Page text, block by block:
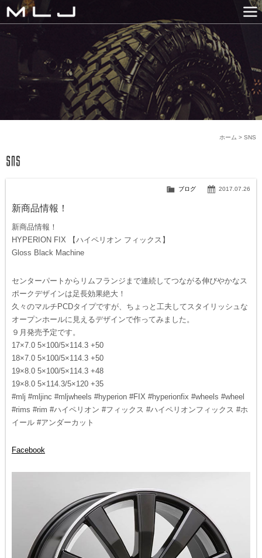
MLJ / Lexani(レクサーニ
GALLERY
SNS
NEWS
COMPANY
HISTORY
CONTACT US
LINK
SNS
ホーム >
2017.07.26
ブログ
新商品情報！
新商品情報！
HYPERION FIX 【ハイペリオン フィックス】
Gloss Black Machine
センターパートからリムフランジまで連続してつながる伸びやかなス
ポークデザインは足長効果絶大！
久々のマルチPCDタイプですが、ちょっと工夫してスタイリッシュな
オープンホールに見えるデザインで作ってみました。
９月発売予定です。
17×7.0 5×100/5×114.3 +50
18×7.0 5×100/5×114.3 +50
19×8.0 5×100/5×114.3 +48
19×8.0 5×114.3/5×120 +35
#mlj #mljinc #mljwheels #hyperion #FIX #hyperionfix #wheels #wheel
#rims #rim #ハイペリオン #フィックス #ハイペリオンフィックス #ホ
イール #アンダーカット
Facebook